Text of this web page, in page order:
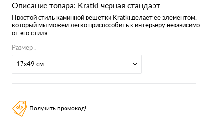
Описание товара: Kratki черная стандарт
Простой стиль каминной решетки Kratki делает её элементом,
который мы можем легко приспособить к интерьеру независимо
от его стиля.
Размер :
17x49 см.
Получить промокод!